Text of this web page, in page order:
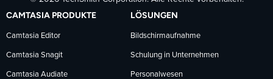
auf
Facebook
folgen
auf
LinkedIn
folgen
auf
YouTube
folgen
CAMTASIA PRODUKTE
Camtasia Editor
Camtasia Snagit
Camtasia Audiate
LÖSUNGEN
Bildschirmaufnahme
Schulung in Unternehmen
Personalwesen